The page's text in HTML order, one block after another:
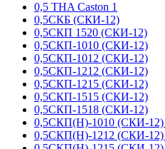
0,5 THA Caston 1
0,5СКБ (СКИ-12)
0,5СКП 1520 (СКИ-12)
0,5СКП-1010 (СКИ-12)
0,5СКП-1012 (СКИ-12)
0,5СКП-1212 (СКИ-12)
0,5СКП-1215 (СКИ-12)
0,5СКП-1515 (СКИ-12)
0,5СКП-1518 (СКИ-12)
0,5СКП(Н)-1010 (СКИ-12)
0,5СКП(Н)-1212 (СКИ-12)